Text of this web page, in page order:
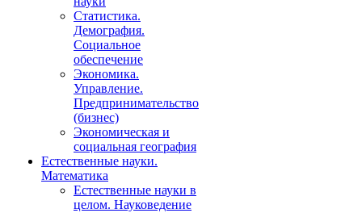
Статистика.
Демография.
Социальное
обеспечение
Экономика.
Управление.
Предпринимательство
(бизнес)
Экономическая и
социальная география
Естественные науки.
Математика
Естественные науки в
целом. Науковедение